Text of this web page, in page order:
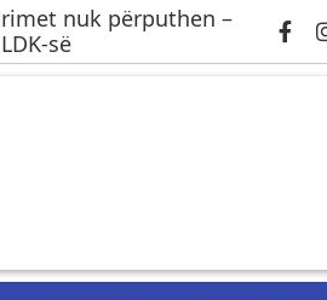
nuk përputhen –
së